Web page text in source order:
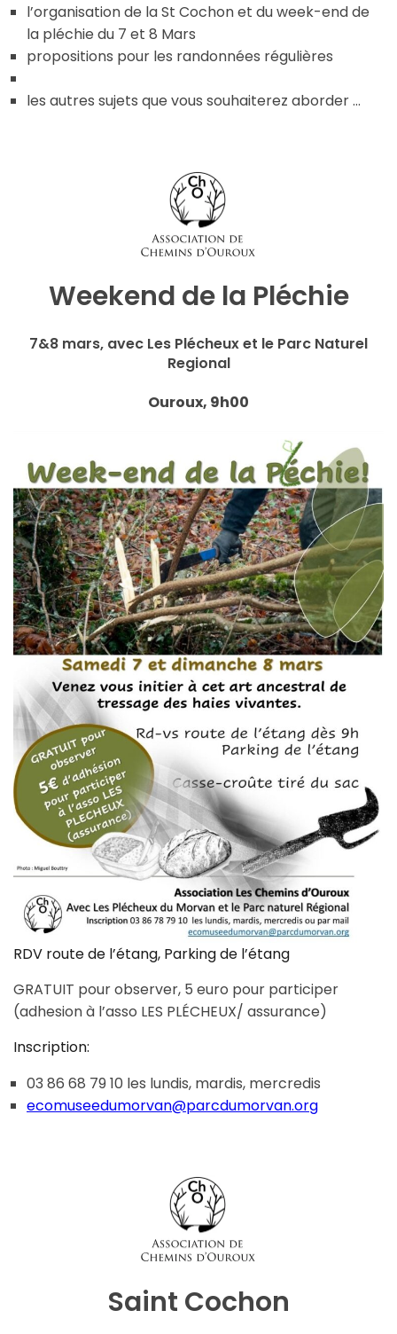
l’organisation de la St Cochon et du week-end de
la pléchie du 7 et 8 Mars
propositions pour les randonnées régulières
les autres sujets que vous souhaiterez aborder …
Weekend de la Pléchie
7&8 mars, avec Les Plécheux et le Parc Naturel
Regional
Ouroux, 9h00
RDV route de l’étang, Parking de l’étang
GRATUIT pour observer, 5 euro pour participer
(adhesion à l’asso LES PLÉCHEUX/ assurance)
Inscription:
03 86 68 79 10 les lundis, mardis, mercredis
ecomuseedumorvan@parcdumorvan.org
Saint Cochon